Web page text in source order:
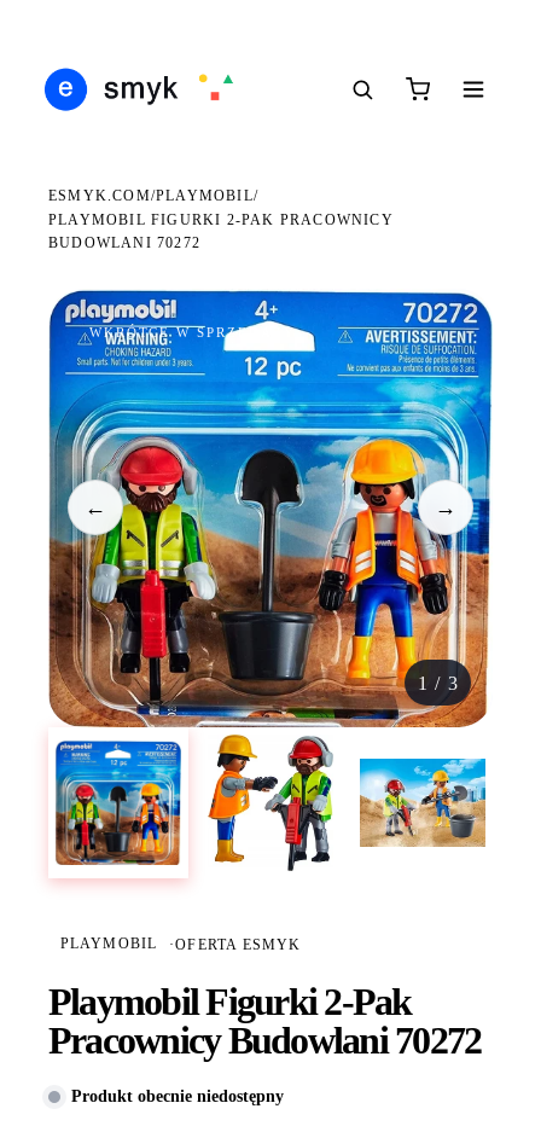
ESMYK.COM/PLAYMOBIL/
PLAYMOBIL FIGURKI 2-PAK PRACOWNICY
BUDOWLANI 70272
WKRÓTCE W SPRZEDAŻY
← →
1 / 3
PLAYMOBIL ·OFERTA ESMYK
Playmobil Figurki 2-Pak
Pracownicy Budowlani 70272
Produkt obecnie niedostępny